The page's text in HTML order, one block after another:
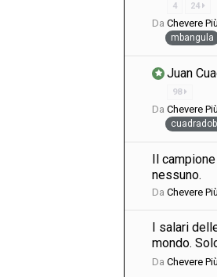
4 24
Da Chevere
mbangula
Juan
98
Da Chevere
Il
nessuno.
Da Chevere
I salari
mondo.
Da Chevere